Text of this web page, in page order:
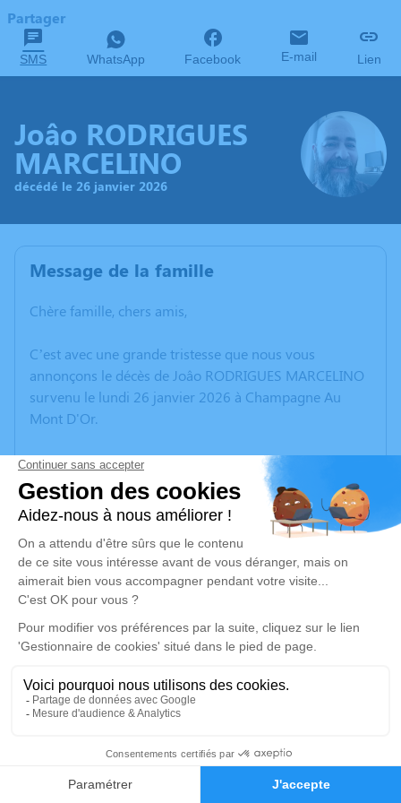
Faire-part Hommages
Partager
SMS WhatsApp Facebook E-mail Lien
Joâo RODRIGUES
MARCELINO
décédé le 26 janvier 2026
Message de la famille
Chère famille, chers amis,
C’est avec une grande tristesse que nous vous
annonçons le décès de Joâo RODRIGUES MARCELINO
survenu le lundi 26 janvier 2026 à Champagne Au
Mont D'Or.
Nous vous invitons à utiliser cet espace pour laisser
vos condoléances, partager des photos souvenirs, une
anecdote ou exprimer vos pensées à travers des
poèmes ou des textes. Cet endroit est un lieu
d'expression dédié à honorer la mémoire de Joâo
RODRIGUES MARCELINO.
Un service de plantation d’arbre hommage est
disponible ici .
Je rends hommage
mardi 03 février 2026 à 10h30
Eglise ND de la Sauvegarde 474 avenue de la